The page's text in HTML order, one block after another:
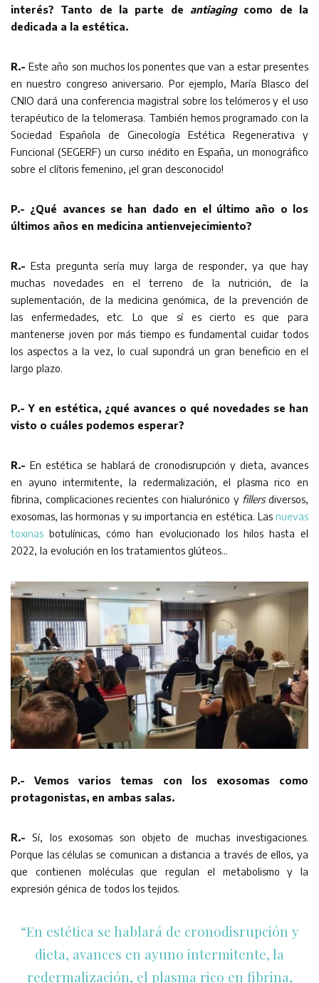
interés? Tanto de la parte de antiagingcomo de la
dedicada a la estética.
R.-Este año son muchos los ponentes que van a estar presentes
en nuestro congreso aniversario. Por ejemplo, María Blasco del
CNIO dará una conferencia magistral sobre los telómeros y el uso
terapéutico de la telomerasa. También hemos programado con la
Sociedad Española de Ginecología Estética Regenerativa y
Funcional (SEGERF) un curso inédito en España, un monográfico
sobre el clítoris femenino, ¡el gran desconocido!
P.- ¿Qué avances se han dado en el último año o los
últimos años en medicina antienvejecimiento?
R.-Esta pregunta sería muy larga de responder, ya que hay
muchas novedades en el terreno de la nutrición, de la
suplementación, de la medicina genómica, de la prevención de
las enfermedades, etc. Lo que sí es cierto es que para
mantenerse joven por más tiempo es fundamental cuidar todos
los aspectos a la vez, lo cual supondrá un gran beneficio en el
largo plazo.
P.- Y en estética, ¿qué avances o qué novedades se han
visto o cuáles podemos esperar?
R.- En estética se hablará de cronodisrupción y dieta, avances
en ayuno intermitente, la redermalización, el plasma rico en
fibrina, complicaciones recientes con hialurónico y fillersdiversos,
exosomas, las hormonas y su importancia en estética. Las nuevas
toxinas botulínicas, cómo han evolucionado los hilos hasta el
2022, la evolución en los tratamientos glúteos…
P.- Vemos varios temas con los exosomas como
protagonistas, en ambas salas.
R.-Sí, los exosomas son objeto de muchas investigaciones.
Porque las células se comunican a distancia a través de ellos, ya
que contienen moléculas que regulan el metabolismo y la
expresión génica de todos los tejidos.
“En estética se hablará de cronodisrupción y
dieta, avances en ayuno intermitente, la
redermalización, el plasma rico en fibrina,